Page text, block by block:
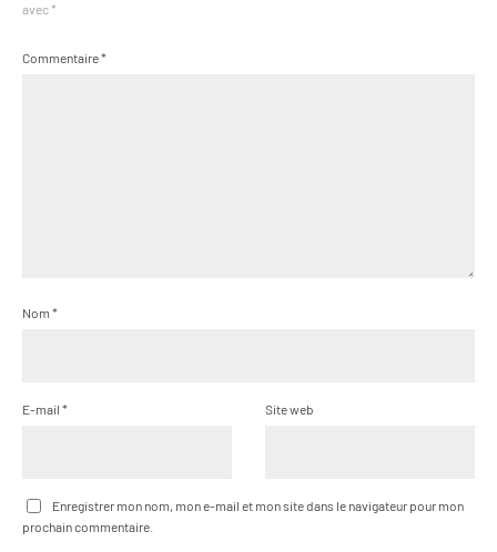
avec *
Commentaire*
Nom *
E-mail * Site web
Enregistrer mon nom, mon e-mail et mon site dans le navigateur pour mon
prochain commentaire.